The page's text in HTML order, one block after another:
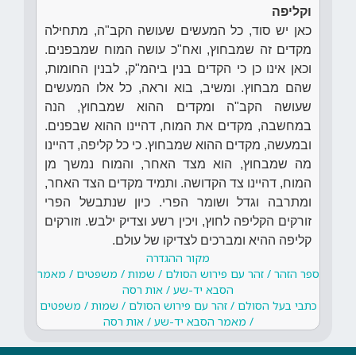
וקליפה
כאן יש סוד, כל המעשים שעושה הקב"ה, מתחילה
מקדים זה שמבחוץ, ואח"כ עושה המוח שמבפנים.
וכאן אינו כן כי הקדים בנין ביהמ"ק, לבנין החומות,
שהם מבחוץ. ומשיב, בוא וראה, כל אלו המעשים
שעושה הקב"ה ומקדים ההוא שמבחוץ, הנה
במחשבה, מקדים את המוח, דהיינו ההוא שבפנים.
ובמעשה, מקדים ההוא שמבחוץ. כי כל קליפה, דהיינו
מה שמבחוץ, הוא מצד האחר, והמוח נמשך מן
המוח, דהיינו צד הקדושה. ותמיד מקדים הצד האחר,
ומתרבה וגדל ושומר הפרי. כיון שנתבשל הפרי
זורקים הקליפה לחוץ, ויכין רשע וצדיק ילבש. וזורקים
קליפה ההיא ומברכים לצדיקו של עולם.
מקור ההגדרה
ספר הזהר / זהר עם פירוש הסולם / שמות / משפטים / מאמר
הסבא יד-שע / אות רסה
כתבי בעל הסולם / זהר עם פירוש הסולם / שמות / משפטים
/ מאמר הסבא יד-שע / אות רסה